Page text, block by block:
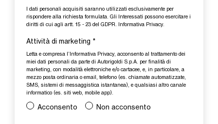
I dati personali acquisiti saranno utilizzati esclusivamente per
rispondere alla richiesta formulata. Gli Interessati possono esercitare i
diritti di cui agli artt. 15 - 23 del GDPR.
Informativa Privacy.
Attività di marketing *
Letta e compresa l’ Informativa Privacy, acconsento al trattamento dei
miei dati personali da parte di Autorigoldi S.p.A. per finalità di
marketing, con modalità elettroniche e/o cartacee, e, in particolare, a
mezzo posta ordinaria o email, telefono (es. chiamate automatizzate,
SMS, sistemi di messaggistica istantanea), e qualsiasi altro canale
informatico (es. siti web, mobile app).
Acconsento Non acconsento